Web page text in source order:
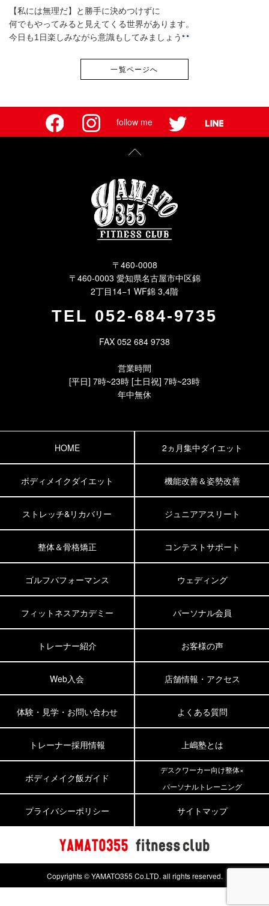
【私には無理だ】と勝手に決めつけずに
何でもやってみると見えてくる世界があります。
今日も1日楽しみながら意識もしてみましょう
一覧ページへ
follow me
〒460-0008
〒460-0003 愛知県名古屋市中区錦
2丁目14−1 WF錦 3,4階
TEL 052-684-9735
FAX 052 684 9738
営業時間
[平日] 7時~23時 [土日祝] 7時~23時
年中無休
HOME 2ヵ月集中ダイエット
ボディメイクダイエット 機能改善＆姿勢改善
ストレッチ&リカバリー ジュニアアスリート
整体＆骨格矯正 コンテストサポート
ゴルフパフォーマンス ウェディング
フィットネスアカデミー パーソナル会員
トレーナー紹介 お客様の声
Web入会 店舗情報・アクセス
体験・見学・お問い合わせ よくある質問
トレーナー採用情報 上嶋塾とは
ボディメイク飯ガイド
デスクワーカー向け整体×
パーソナルトレーニング
プライバシーポリシー サイトマップ
Copyrights © YAMATO355 Co.LTD. all rights reserved.